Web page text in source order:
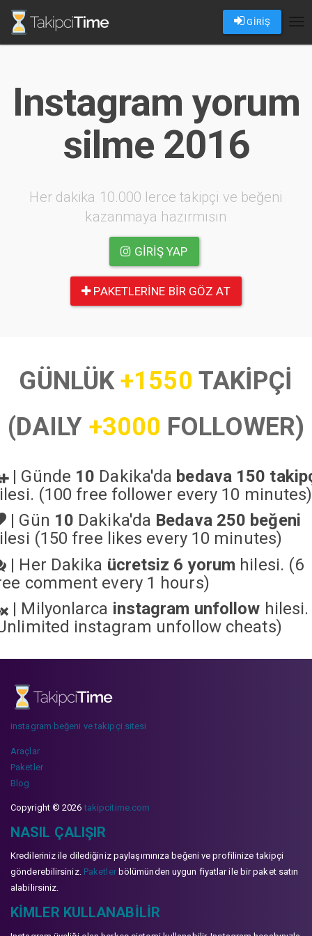
GİRİŞ
Instagram yorum
silme 2016
Her dakika 10.000 lerce takipçi ve beğeni
kazanmaya hazırmısın
GIRIŞ YAP
PAKETLERINE BIR GÖZ AT
GÜNLÜK+1550 TAKİPÇİ
(DAILY +3000 FOLLOWER)
| Günde 10 Dakika'da bedava 150
(100 free follower every 10 minutes)
| Gün 10 Dakika'da Bedava 250 beğeni
(150 free likes every 10 minutes)
| Her Dakika ücretsiz 6 yorum hilesi. (6
comment every 1 hours)
| Milyonlarca instagram unfollow hilesi.
instagram unfollow cheats)
instagram beğeni ve takipçi sitesi
Araçlar
Paketler
Blog
Copyright © 2026takipcitime.com
NASIL ÇALIŞIR
Kredileriniz ile dilediğiniz paylaşımınıza beğeni ve profilinize takipçi
gönderebilirsiniz. Paketlerbölümünden uygun fiyatlar ile bir paket satın
alabilirsiniz.
KIMLER KULLANABILIR